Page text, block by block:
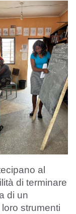
al
di terminare
di un
strumenti